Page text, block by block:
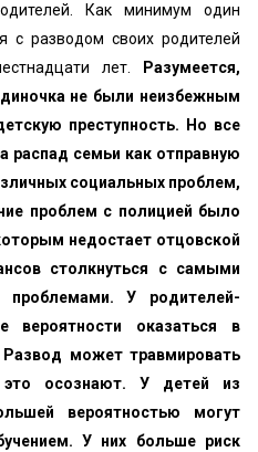
Как минимум один
с разводом своих родителей
лет.
Разумеется,
не были неизбежным
преступность. Но все
распад семьи как отправную
социальных проблем,
проблем с полицией было
недостает отцовской
столкнуться с самыми
проблемами. У родителей-
вероятности оказаться в
может травмировать
осознают. У детей из
вероятностью могут
У них больше риск